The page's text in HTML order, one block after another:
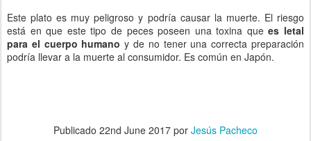
Este plato es muy peligroso y podría causar la muerte. El riesgo
está en que este tipo de peces poseen una toxina quees letal
para el cuerpo humano y de no tener una correcta preparación
podría llevar a la muerte al consumidor. Es común en Japón.
Publicado 22nd June 2017 por Jesús Pacheco